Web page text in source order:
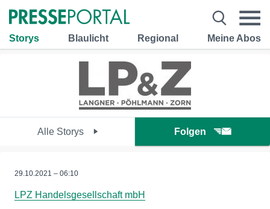
Storys Blaulicht Regional Meine Abos
Alle Storys Folgen
29.10.2021 – 06:10
LPZ Handelsgesellschaft mbH